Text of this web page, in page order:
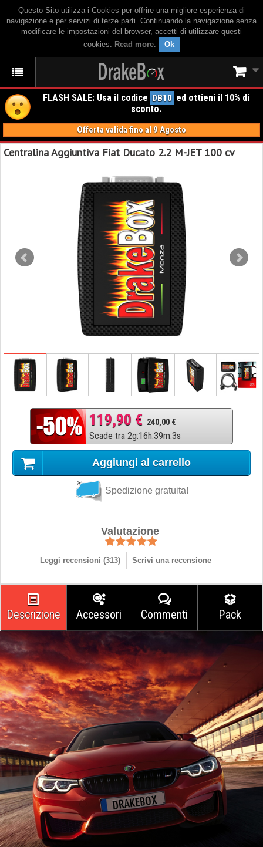
Questo Sito utilizza i Cookies per offrire una migliore esperienza di
navigazione e per servizi di terze parti. Continuando la navigazione senza
modificare le impostazioni del browser, accetti di utilizzare questi
cookies. Read more. Ok
FLASH SALE: Usa il codice DB10 ed ottieni il 10% di
sconto.
Offerta valida fino al 9 Agosto
Centralina Aggiuntiva Fiat Ducato 2.2 M-JET 100 cv
119,90 € 240,00 €
Scade tra 2g:16h:39m:2s
Aggiungi al carrello
Spedizione gratuita!
Valutazione
Leggi recensioni (313) Scrivi una recensione
Descrizione Accessori Commenti Pack